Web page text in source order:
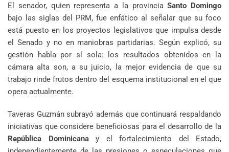
El senador, quien representa a la provinciaSanto Domingo
bajo las siglas del PRM, fue enfático al señalar que su foco
está puesto en los proyectos legislativos que impulsa desde
el Senado y no en maniobras partidarias. Según explicó, su
gestión habla por sí sola: los resultados obtenidos en la
cámara alta son, a su juicio, la mejor evidencia de que su
trabajo rinde frutos dentro del esquema institucional en el que
opera actualmente.
Taveras Guzmán subrayó además que continuará respaldando
iniciativas que considere beneficiosas para el desarrollo de la
República Dominicanay el fortalecimiento del Estado,